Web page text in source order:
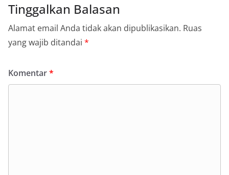
Tinggalkan Balasan
Alamat email Anda tidak akan dipublikasikan. Ruas
yang wajib ditandai *
Komentar*